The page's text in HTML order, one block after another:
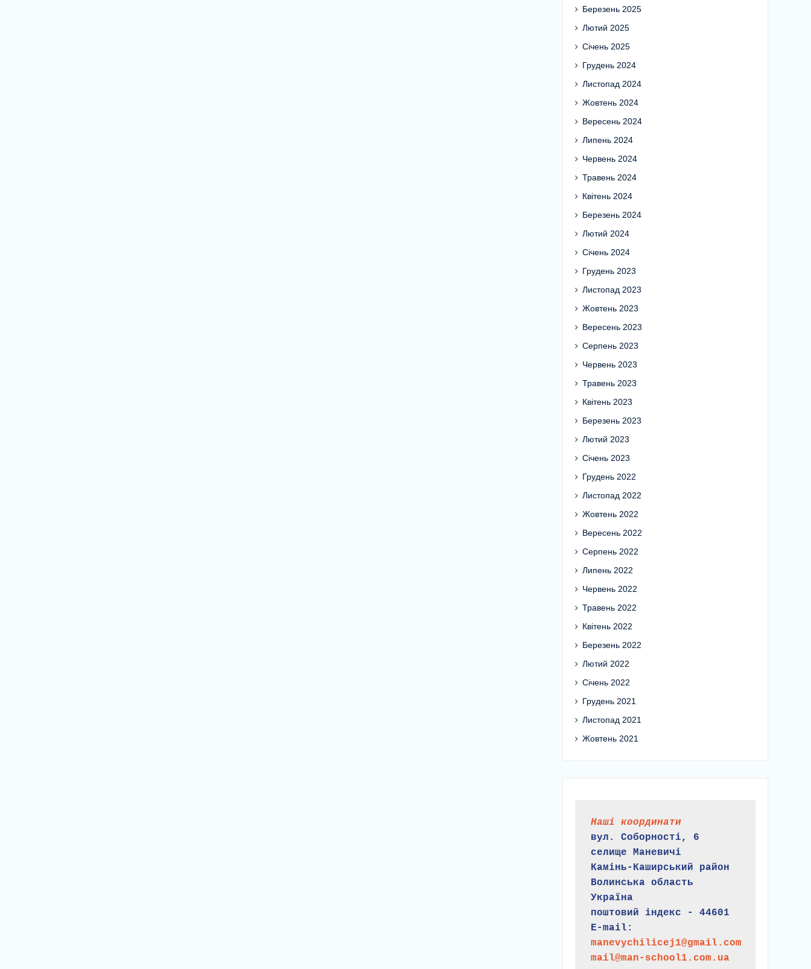
Березень 2025
Лютий 2025
Січень 2025
Грудень 2024
Листопад 2024
Жовтень 2024
Вересень 2024
Липень 2024
Червень 2024
Травень 2024
Квітень 2024
Березень 2024
Лютий 2024
Січень 2024
Грудень 2023
Листопад 2023
Жовтень 2023
Вересень 2023
Серпень 2023
Червень 2023
Травень 2023
Квітень 2023
Березень 2023
Лютий 2023
Січень 2023
Грудень 2022
Листопад 2022
Жовтень 2022
Вересень 2022
Серпень 2022
Липень 2022
Червень 2022
Травень 2022
Квітень 2022
Березень 2022
Лютий 2022
Січень 2022
Грудень 2021
Листопад 2021
Жовтень 2021
Наші координати
вул. Соборності, 6
селище Маневичі
Камінь-Каширський район
Волинська область
Україна
поштовий індекс - 44601
E-mail:
manevychilicej1@gmail.com
mail@man-school1.com.ua